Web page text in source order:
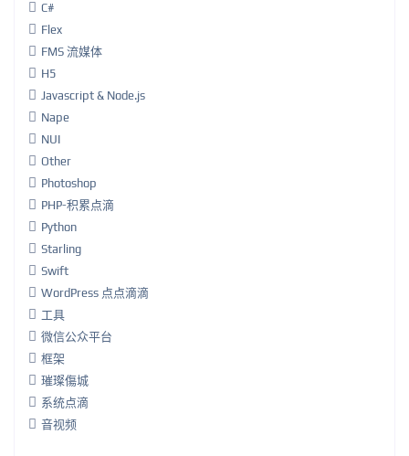
C#
Flex
FMS 流媒体
H5
Javascript & Node.js
Nape
NUI
Other
Photoshop
PHP-积累点滴
Python
Starling
Swift
WordPress 点点滴滴
工具
微信公众平台
框架
璀璨傷城
系统点滴
音视频